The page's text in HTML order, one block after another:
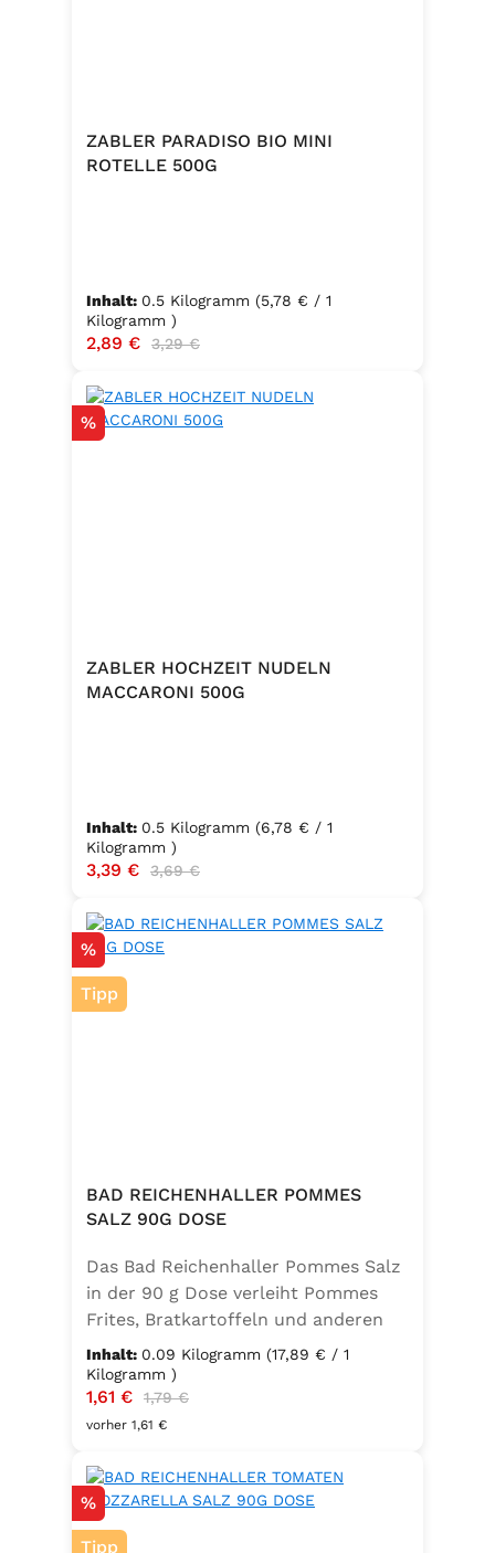
ZABLER PARADISO BIO MINI
ROTELLE 500G
Inhalt: 0.5 Kilogramm (5,78 € / 1
Kilogramm )
Verkaufspreis:
2,89 € Regulärer Preis:
3,29 €
Rabatt
%
ZABLER HOCHZEIT NUDELN
MACCARONI 500G
Inhalt: 0.5 Kilogramm (6,78 € / 1
Kilogramm )
Verkaufspreis:
3,39 € Regulärer Preis:
3,69 €
Rabatt
%
Tipp
BAD REICHENHALLER POMMES
SALZ 90G DOSE
Das Bad Reichenhaller Pommes Salz
in der 90 g Dose verleiht Pommes
Frites, Bratkartoffeln und anderen
Kartoffelspezialitäten den perfekten
Geschmack – ganz ohne
Geschmacksverstärker. Die feine
Mischung ist vegan, glutenfrei und
bewusste Ernährung und
unkomplizierte Würzung in der
Küche oder unterwegs.
Inhalt: 0.09 Kilogramm (17,89 € / 1
Kilogramm )
Verkaufspreis:
1,61 € Regulärer Preis:
1,79 €
vorher 1,61 €
Rabatt
%
Tipp